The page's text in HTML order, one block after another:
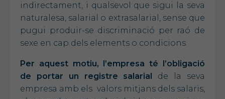
indirectament, i qualsevol que sigui la seva
naturalesa, salarial o extrasalarial, sense que
pugui produir-se discriminació per raó de
sexe en cap dels elements o condicions.
Per aquest motiu, l’empresa té l’obligació
de portar un registre salarial
de la seva
empresa amb els valors mitjans dels salaris,